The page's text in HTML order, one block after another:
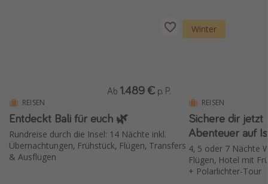
REISEN
Entdeckt Bali für euch 🌿
Rundreise durch die Insel: 14 Nächte inkl.
Übernachtungen, Frühstück, Flügen, Transfers
& Ausflügen
Ab 1.489 € p. P.
Winter
REISEN
Sichere dir
Abenteuer auf
4, 5 oder 7 Nächte
Flügen, Hotel mit
+ Polarlichter-Tour